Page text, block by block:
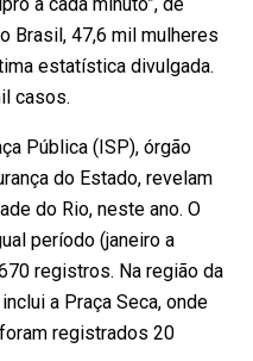
Brasil, 47,6 mil mulheres
estatística divulgada.
casos.
Pública (ISP), órgão
do Estado, revelam
do Rio, neste ano. O
período (janeiro a
registros. Na região da
a Praça Seca, onde
registrados 20